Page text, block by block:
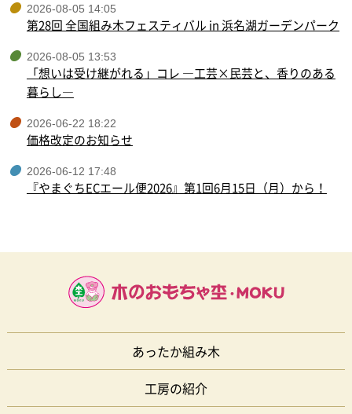
2026-08-05 14:05
第28回 全国組み木フェスティバル in 浜名湖ガーデンパーク
2026-08-05 13:53
「想いは受け継がれる」コレ ―工芸×民芸と、香りのある
暮らし―
2026-06-22 18:22
価格改定のお知らせ
2026-06-12 17:48
『やまぐちECエール便2026』第1回6月15日（月）から！
あったか組み木
工房の紹介